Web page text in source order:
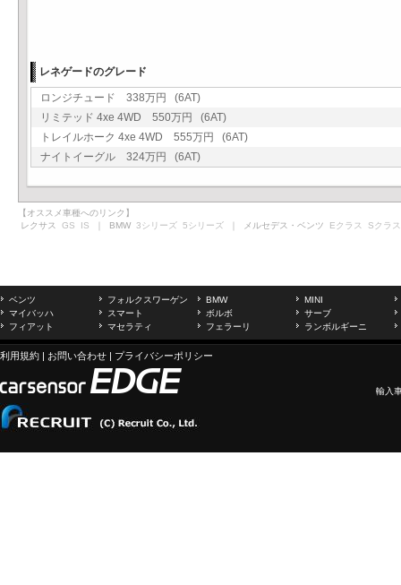
レネゲードのグレード
ロンジチュード 338万円 (6AT)
リミテッド 4xe 4WD 550万円 (6AT)
トレイルホーク 4xe 4WD 555万円 (6AT)
ナイトイーグル 324万円 (6AT)
【オススメ車種へのリンク】
レクサス GS IS ｜ BMW 3シリーズ 5シリーズ ｜ メルセデス・ベンツ Eクラス Sクラス
ベンツ フォルクスワーゲン BMW
MINI
マイバッハ
スマート ボルボ
サーブ
フィアット
マセラティ フェラーリ ランボルギーニ
利用規約 | お問い合わせ | プライバシーポリシー
輸入